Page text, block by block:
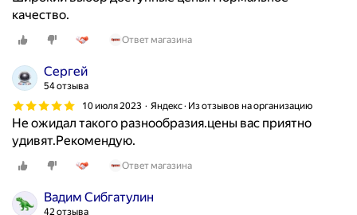
качество.
Ответ магазина
Сергей
54 отзыва
10 июля 2023
Яндекс · Из отзывов на организацию
Не ожидал такого разнообразия.цены вас приятно
удивят.Рекомендую.
Ответ магазина
Вадим Сибгатулин
42 отзыва